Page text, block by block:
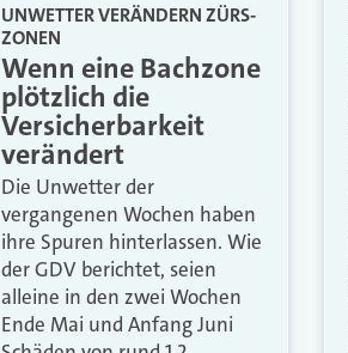
UNWETTER VERÄNDERN ZÜRS-
ZONEN
Wenn eine Bachzone
plötzlich die
Versicherbarkeit
verändert
Die Unwetter der
vergangenen Wochen haben
ihre Spuren hinterlassen. Wie
der GDV berichtet, seien
alleine in den zwei Wochen
Ende Mai und Anfang Juni